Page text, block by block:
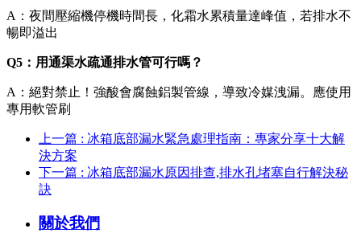
A：夜間壓縮機停機時間長，化霜水累積量達峰值，若排水不
暢即溢出
Q5：用通渠水疏通排水管可行嗎？
A：絕對禁止！強酸會腐蝕鋁製管線，導致冷媒洩漏。應使用
專用軟管刷
上一篇 : 冰箱底部漏水緊急處理指南：專家分享十大解
決方案
下一篇 : 冰箱底部漏水原因排查,排水孔堵塞自行解決秘
訣
關於我們